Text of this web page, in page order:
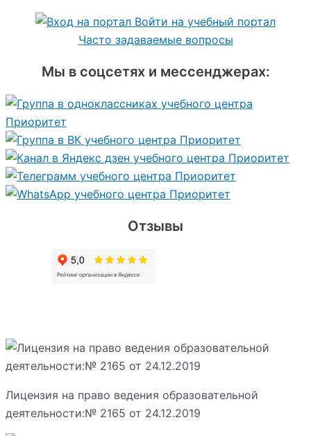
Войти на учебный портал
Часто задаваемые вопросы
Мы в соцсетях и мессенджерах:
Отзывы
Лицензия на право ведения образовательной
деятельности:№ 2165 от 24.12.2019